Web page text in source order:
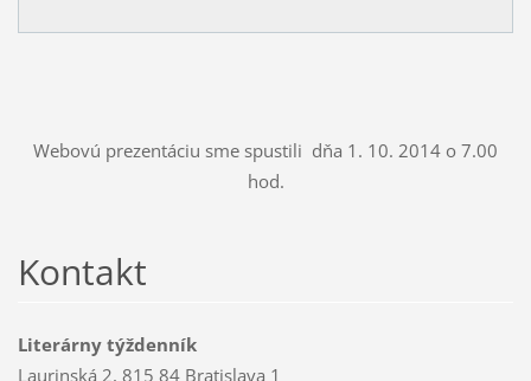
Webovú prezentáciu sme spustili dňa 1. 10. 2014 o 7.00
hod.
Kontakt
Literárny týždenník
Laurinská 2, 815 84 Bratislava 1